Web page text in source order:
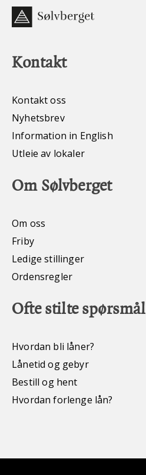
Kontakt
Kontakt oss
Nyhetsbrev
Information in English
Utleie av lokaler
Om Sølvberget
Om oss
Friby
Ledige stillinger
Ordensregler
Ofte stilte spørsmål
Hvordan bli låner?
Lånetid og gebyr
Bestill og hent
Hvordan forlenge lån?